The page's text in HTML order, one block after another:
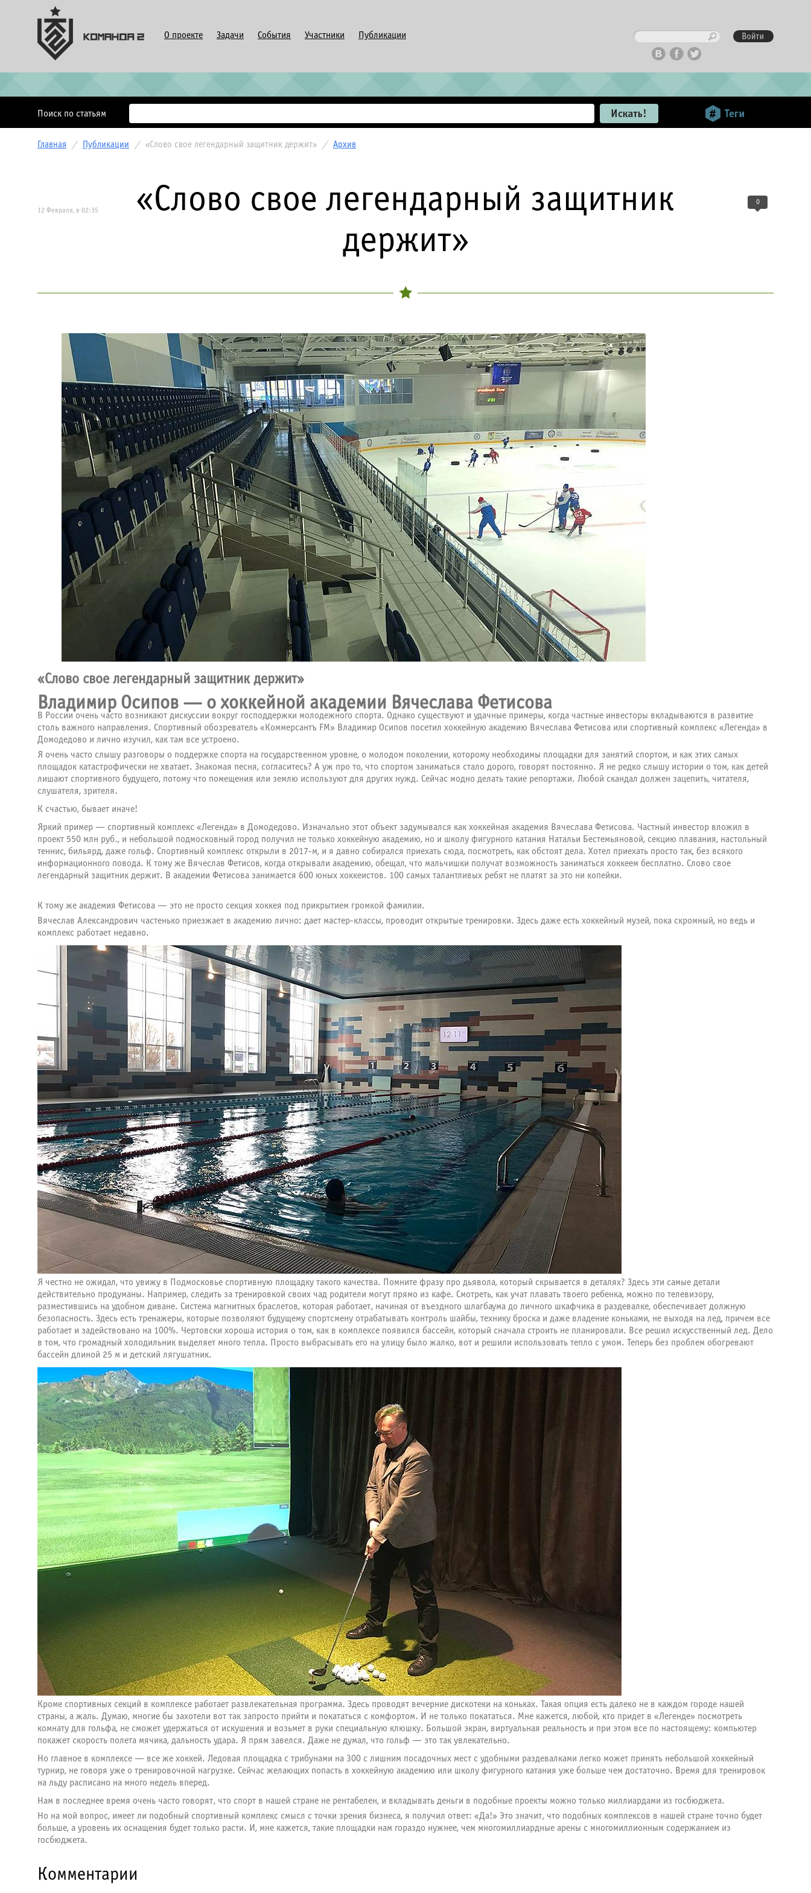
О проекте Задачи События Участники Публикации
Поиск по статьям
Главная / Публикации / «Слово свое легендарный защитник держит» / Архив
12 Февраля, в 02:35
«Слово свое легендарный защитник
держит»
0
«Слово свое легендарный защитник держит»
Владимир Осипов — о хоккейной академии Вячеслава Фетисова
В России очень часто возникают дискуссии вокруг господдержки молодежного спорта. Однако существуют и удачные примеры, когда частные инвесторы вкладываются в развитие
столь важного направления. Спортивный обозреватель «Коммерсантъ FM» Владимир Осипов посетил хоккейную академию Вячеслава Фетисова или спортивный комплекс «Легенда» в
Домодедово и лично изучил, как там все устроено.
Я очень часто слышу разговоры о поддержке спорта на государственном уровне, о молодом поколении, которому необходимы площадки для занятий спортом, и как этих самых
площадок катастрофически не хватает. Знакомая песня, согласитесь? А уж про то, что спортом заниматься стало дорого, говорят постоянно. Я не редко слышу истории о том, как детей
лишают спортивного будущего, потому что помещения или землю используют для других нужд. Сейчас модно делать такие репортажи. Любой скандал должен зацепить, читателя,
слушателя, зрителя.
К счастью, бывает иначе!
Яркий пример — спортивный комплекс «Легенда» в Домодедово. Изначально этот объект задумывался как хоккейная академия Вячеслава Фетисова. Частный инвестор вложил в
проект 550 млн руб., и небольшой подмосковный город получил не только хоккейную академию, но и школу фигурного катания Натальи Бестемьяновой, секцию плавания, настольный
теннис, бильярд, даже гольф. Спортивный комплекс открыли в 2017-м, и я давно собирался приехать сюда, посмотреть, как обстоят дела. Хотел приехать просто так, без всякого
информационного повода. К тому же Вячеслав Фетисов, когда открывали академию, обещал, что мальчишки получат возможность заниматься хоккеем бесплатно. Слово свое
легендарный защитник держит. В академии Фетисова занимается 600 юных хоккеистов. 100 самых талантливых ребят не платят за это ни копейки.
К тому же академия Фетисова — это не просто секция хоккея под прикрытием громкой фамилии.
Вячеслав Александрович частенько приезжает в академию лично: дает мастер-классы, проводит открытые тренировки. Здесь даже есть хоккейный музей, пока скромный, но ведь и
комплекс работает недавно.
Я честно не ожидал, что увижу в Подмосковье спортивную площадку такого качества. Помните фразу про дьявола, который скрывается в деталях? Здесь эти самые детали
действительно продуманы. Например, следить за тренировкой своих чад родители могут прямо из кафе. Смотреть, как учат плавать твоего ребенка, можно по телевизору,
разместившись на удобном диване. Система магнитных браслетов, которая работает, начиная от въездного шлагбаума до личного шкафчика в раздевалке, обеспечивает должную
безопасность. Здесь есть тренажеры, которые позволяют будущему спортсмену отрабатывать контроль шайбы, технику броска и даже владение коньками, не выходя на лед, причем все
работает и задействовано на 100%. Чертовски хороша история о том, как в комплексе появился бассейн, который сначала строить не планировали. Все решил искусственный лед. Дело
в том, что громадный холодильник выделяет много тепла. Просто выбрасывать его на улицу было жалко, вот и решили использовать тепло с умом. Теперь без проблем обогревают
бассейн длиной 25 м и детский лягушатник.
Кроме спортивных секций в комплексе работает развлекательная программа. Здесь проводят вечерние дискотеки на коньках. Такая опция есть далеко не в каждом городе нашей
страны, а жаль. Думаю, многие бы захотели вот так запросто прийти и покататься с комфортом. И не только покататься. Мне кажется, любой, кто придет в «Легенде» посмотреть
комнату для гольфа, не сможет удержаться от искушения и возьмет в руки специальную клюшку. Большой экран, виртуальная реальность и при этом все по настоящему: компьютер
покажет скорость полета мячика, дальность удара. Я прям завелся. Даже не думал, что гольф — это так увлекательно.
Но главное в комплексе — все же хоккей. Ледовая площадка с трибунами на 300 с лишним посадочных мест с удобными раздевалками легко может принять небольшой хоккейный
турнир, не говоря уже о тренировочной нагрузке. Сейчас желающих попасть в хоккейную академию или школу фигурного катания уже больше чем достаточно. Время для тренировок
на льду расписано на много недель вперед.
Нам в последнее время очень часто говорят, что спорт в нашей стране не рентабелен, и вкладывать деньги в подобные проекты можно только миллиардами из госбюджета.
Но на мой вопрос, имеет ли подобный спортивный комплекс смысл с точки зрения бизнеса, я получил ответ: «Да!» Это значит, что подобных комплексов в нашей стране точно будет
больше, а уровень их оснащения будет только расти. И, мне кажется, такие площадки нам гораздо нужнее, чем многомиллиардные арены с многомиллионным содержанием из
госбюджета.
Комментарии